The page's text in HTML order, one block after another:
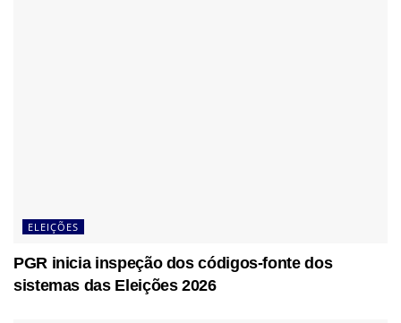
ELEIÇÕES
PGR inicia inspeção dos códigos-fonte dos
sistemas das Eleições 2026